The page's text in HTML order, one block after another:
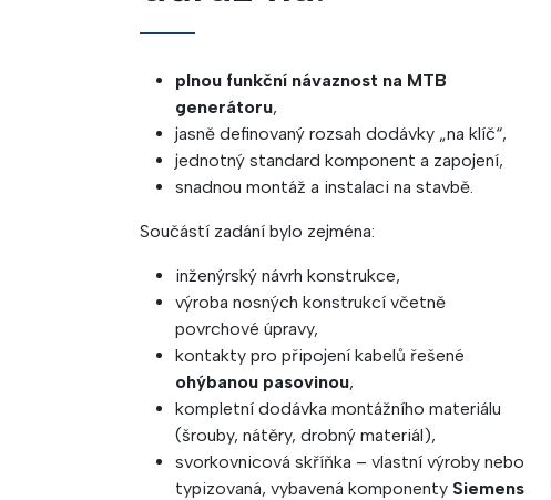
plnou funkční návaznost na MTB
generátoru,
jasně definovaný rozsah dodávky „na klíč“,
jednotný standard komponent a zapojení,
snadnou montáž a instalaci na stavbě.
Součástí zadání bylo zejména:
inženýrský návrh konstrukce,
výroba nosných konstrukcí včetně
povrchové úpravy,
kontakty pro připojení kabelů řešené
ohýbanou pasovinou,
kompletní dodávka montážního materiálu
(šrouby, nátěry, drobný materiál),
svorkovnicová skříňka – vlastní výroby nebo
typizovaná, vybavená komponenty Siemens